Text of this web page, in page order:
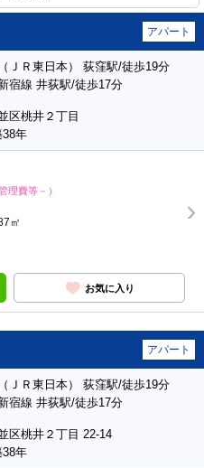
アパート
ＪＲ東日本） 荻窪駅/徒歩19分
宿線 井荻駅/徒歩17分
区桃井２丁目
年
管理費等－）
㎡
お気に入り
アパート
ＪＲ東日本） 荻窪駅/徒歩19分
宿線 井荻駅/徒歩17分
区桃井２丁目 22-14
年